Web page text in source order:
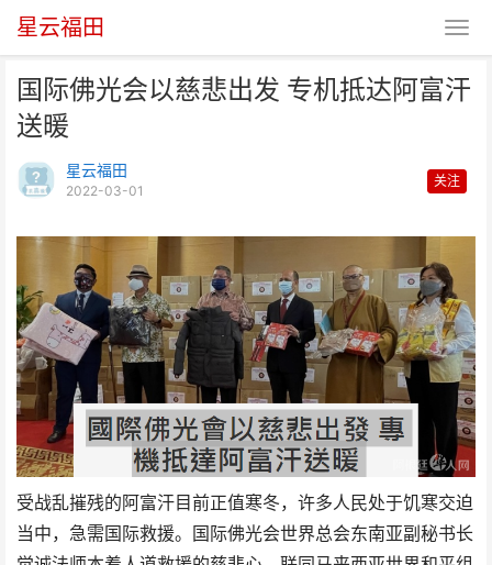
星云福田
国际佛光会以慈悲出发 专机抵达阿富汗
送暖
星云福田
2022-03-01
关注
受战乱摧残的阿富汗目前正值寒冬，许多人民处于饥寒交迫
当中，急需国际救援。国际佛光会世界总会东南亚副秘书长
国际佛光会以慈悲出发 专机抵达
阿富汗送暖